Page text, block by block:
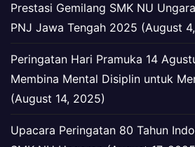
Prestasi Gemilang SMK NU
PNJ Jawa Tengah 2025 (August
Peringatan Hari Pramuka 14
Membina Mental Disiplin untuk
(August 14, 2025)
Upacara Peringatan 80 Tahun